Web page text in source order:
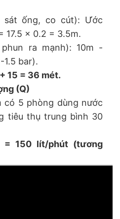
sát ống, co cút): Ước
17.5 x 0.2 = 3.5m.
ra mạnh): 10m -
1.5 bar).
15 = 36 mét.
(Q)
có 5 phòng dùng nước
tiêu thụ trung bình 30
150 lít/phút (tương